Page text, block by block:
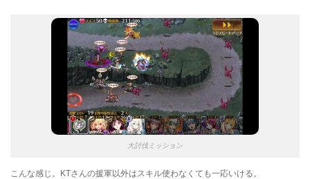
大討伐ミッション
こんな感じ。KTさんの援軍以外はスキル使わなくても一応いける。